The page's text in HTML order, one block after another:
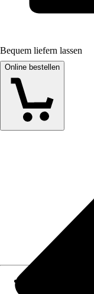
Bequem liefern lassen
Online bestellen